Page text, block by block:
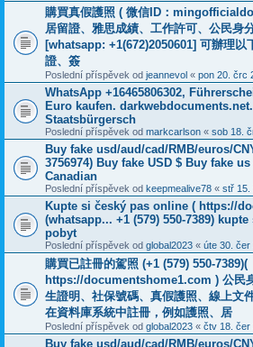
購買真假護照 ( 微信ID：
居留證、雅思成績、工作許可、公民身
[whatsapp: +1(672)2050601] 可辦理以
證、簽
Poslední příspěvek od jeannevol « pon 20. črc
WhatsApp +16465806302,
Euro kaufen.
Staatsbürgersch
Poslední příspěvek od markcarlson « sob 18.
Buy fake usd/aud/cad/RMB/euros/
3756974) Buy fake USD $ Buy fake
Canadian
Poslední příspěvek od keepmealive78 « stř 15.
Kupte si český pas online ( https://
(whatsapp... +1 (579) 550-7389)
pobyt
Poslední příspěvek od global2023 « úte 30. čer
購買已註冊的駕照 (+1 (579) 550-7389)(
https://documentshome1.com ) 公民
生證明、社保號碼、真假護照、線上文
在資料庫系統中註冊，例如護照、居
Poslední příspěvek od global2023 « čtv 18. čer
Buy fake usd/aud/cad/RMB/euros/